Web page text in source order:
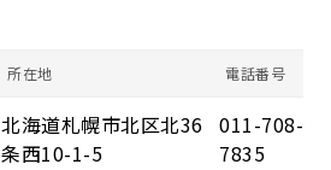
所在地 電話番号
北海道札幌市北区北36
条西10-1-5
011-708-
7835